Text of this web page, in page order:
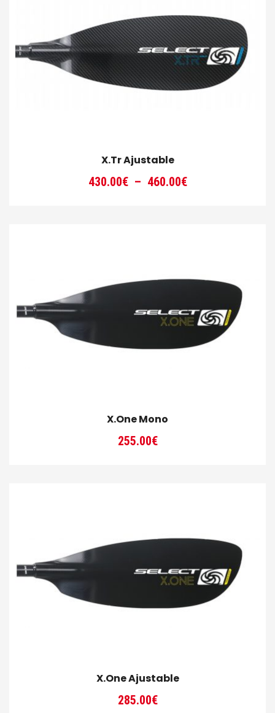
X.Tr Ajustable
430.00€ – 460.00€Plage
X.One Mono
255.00€
X.One Ajustable
285.00€